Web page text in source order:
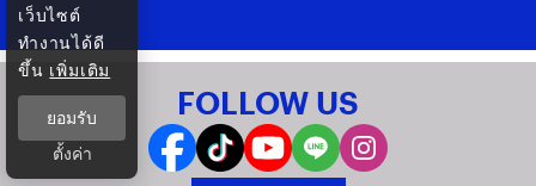
FOLLOW US
เว็บไซต์
ทำงานได้ดี
ขึ้น เพิ่มเติม
ยอมรับ
ตั้งค่า